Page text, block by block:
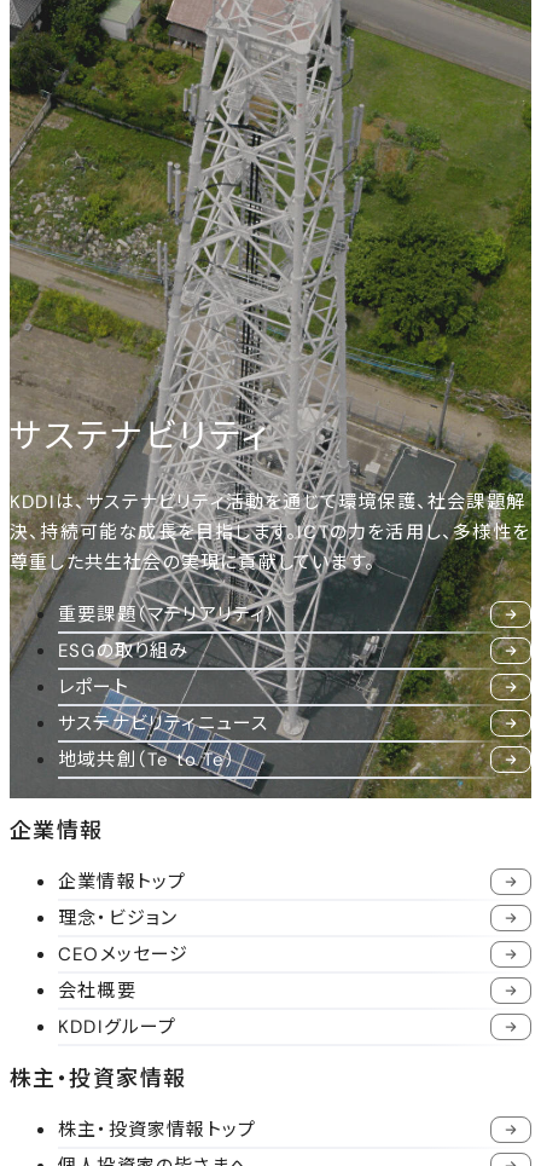
サステナビリティ
KDDIは、サステナビリティ活動を通じて環境保護、社会課題解
決、持続可能な成長を目指します。ICTの力を活用し、多様性を
尊重した共生社会の実現に貢献しています。
重要課題（マテリアリティ）
ESGの取り組み
レポート
サステナビリティニュース
地域共創（Te to Te）
企業情報
企業情報トップ
理念・ビジョン
CEOメッセージ
会社概要
KDDIグループ
株主・投資家情報
株主・投資家情報トップ